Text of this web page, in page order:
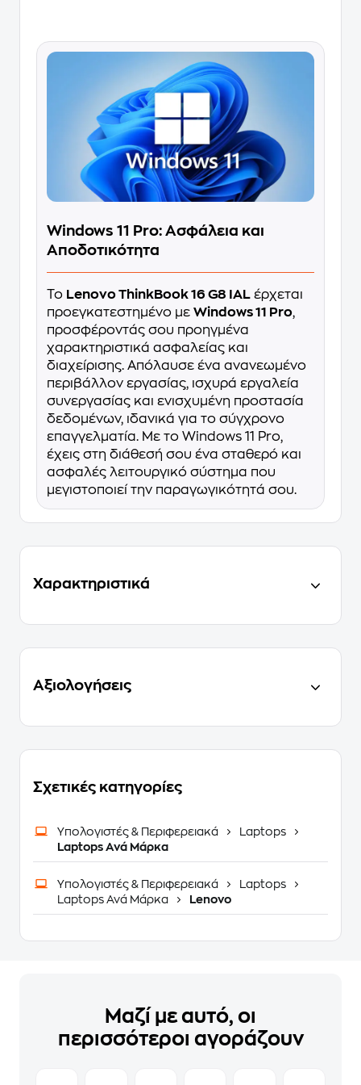
Windows 11 Pro: Ασφάλεια και
Αποδοτικότητα
Το Lenovo ThinkBook 16 G8 IAL έρχεται
προεγκατεστημένο με Windows 11 Pro,
προσφέροντάς σου προηγμένα
χαρακτηριστικά ασφαλείας και
διαχείρισης. Απόλαυσε ένα ανανεωμένο
περιβάλλον εργασίας, ισχυρά εργαλεία
συνεργασίας και ενισχυμένη προστασία
δεδομένων, ιδανικά για το σύγχρονο
επαγγελματία. Με το Windows 11 Pro,
έχεις στη διάθεσή σου ένα σταθερό και
ασφαλές λειτουργικό σύστημα που
μεγιστοποιεί την παραγωγικότητά σου.
Χαρακτηριστικά
Αξιολογήσεις
Σχετικές κατηγορίες
Υπολογιστές & Περιφερειακά
Laptops
Laptops Ανά Μάρκα
Υπολογιστές & Περιφερειακά
Laptops
Laptops Ανά Μάρκα
Lenovo
Μαζί με αυτό, οι
περισσότεροι αγοράζουν